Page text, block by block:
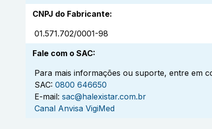
CNPJ do Fabricante:
01.571.702/0001-98
Fale com o SAC:
Para mais informações ou suporte, entre em
SAC: 0800 646650
E-mail: sac@halexistar.com.br
Canal Anvisa VigiMed